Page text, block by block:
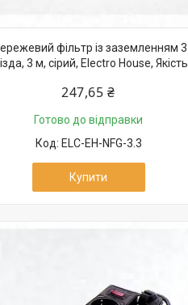
фільтр із заземленням 3
3 м, сірий, Electro House, Якість
247,65 ₴
Готово до відправки
ELC-EH-NFG-3.3
Купити